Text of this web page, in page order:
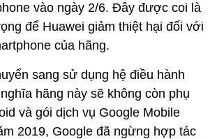
vào ngày 2/6. Đây được coi là
để Huawei giảm thiệt hại đối với
của hãng.
sang sử dụng hệ điều hành
hãng này sẽ không còn phụ
và gói dịch vụ Google Mobile
2019, Google đã ngừng hợp tác